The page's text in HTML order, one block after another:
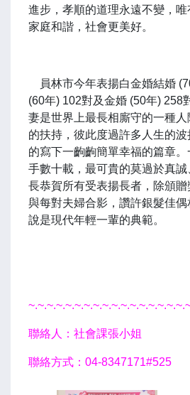
進步，孝順的道理永遠不變，
家庭和諧，社會更美好。
員林市今年表揚白金婚結婚
(60年) 102對及金婚 (50年) 258
妻是世界上最長相廝守的一種
的扶持，彼此度過許多人生的
的寫下一齣齣簡單幸福的篇章
手數十載，最可貴的莫過於真
長恭賀所有受表揚長者，除頒
與每對夫婦合影，讚許銀髮佳
說是現代年輕一輩的典範。
聯絡人：社會課張小姐
聯絡方式：04-8347171#525